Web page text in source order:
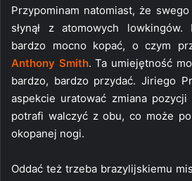
Przypominam natomiast, że
słynął z atomowych
bardzo mocno kopać, o czym
Anthony Smith. Ta umiejętność
bardzo, bardzo przydać. Jiriego
aspekcie uratować zmiana
potrafi walczyć z obu, co może
okopanej nogi.
Oddać też trzeba brazylijskiemu